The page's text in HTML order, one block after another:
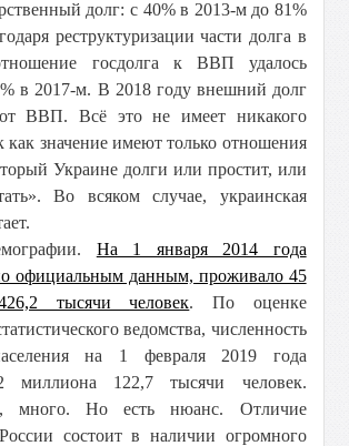
долг: с 40% в 2013-м до 81%
реструктуризации части долга в
госдолга к ВВП удалось
в 2017-м. В 2018 году внешний долг
ВВП. Всё это не имеет никакого
как значение имеют только отношения
Украине долги или простит, или
Во всяком случае, украинская
На 1 января 2014 года
официальным данным, проживало 45
тысячи человек. По оценке
ведомства, численность
на 1 февраля 2019 года
миллиона 122,7 тысячи человек.
много. Но есть нюанс. Отличие
состоит в наличии огромного